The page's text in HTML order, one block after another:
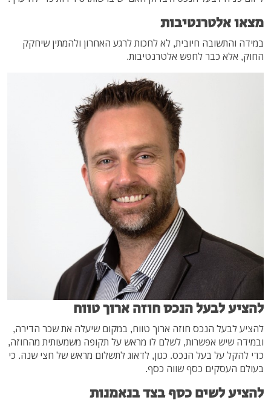
מצאו אלטרנטיבות
במידה והתשובה חיובית, לא לחכות לרגע האחרון ולהמתין שיחקק
החוק, אלא כבר לחפש אלטרנטיבות.
להציע לבעל הנכס חוזה ארוך טווח
להציע לבעל הנכס חוזה ארוך טווח, במקום שיעלה את שכר הדירה,
ובמידה שיש אפשרות, לשלם לו מראש על תקופה משמעותית מהחוזה,
כדי להקל על בעל הנכס. כגון, לדאוג לתשלום מראש של חצי שנה. כי
בעולם העסקים כסף שווה כסף.
להציע לשים כסף בצד בנאמנות